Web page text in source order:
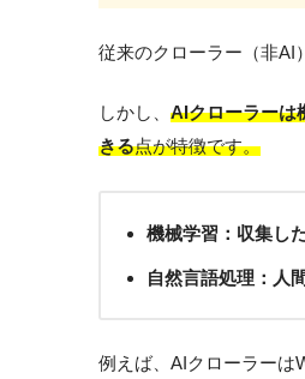
従来のクローラー（非AI
しかし、 AIクローラーは
きる点が特徴です。
機械学習：収集し
自然言語処理：人
例えば、AIクローラーは